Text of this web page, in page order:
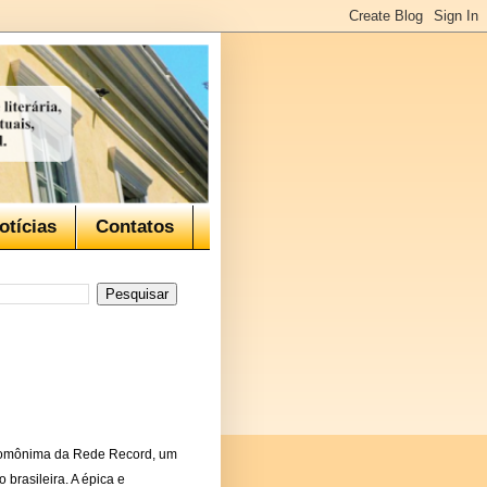
Contatos
da Rede Record, um
brasileira. A épica e